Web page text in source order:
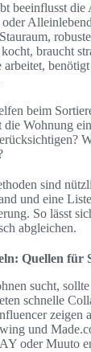
beeinflusst
braucht
beim
die Wohnung
sind
und eine
So lässt
abgleichen.
Quellen für
sucht,
schnelle
zeigen
und
oder Muuto